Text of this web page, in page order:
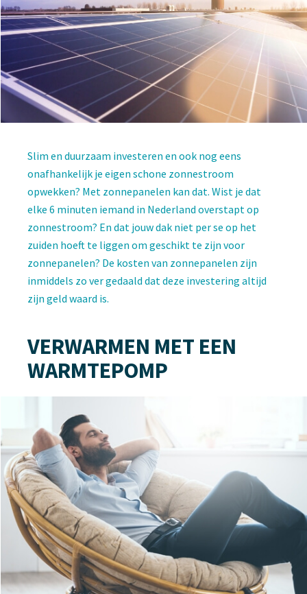
Slim en duurzaam investeren en ook nog eens
onafhankelijk je eigen schone zonnestroom
opwekken? Met zonnepanelen kan dat. Wist je dat
elke 6 minuten iemand in Nederland overstapt op
zonnestroom? En dat jouw dak niet per se op het
zuiden hoeft te liggen om geschikt te zijn voor
zonnepanelen? De kosten van zonnepanelen zijn
inmiddels zo ver gedaald dat deze investering altijd
zijn geld waard is.
VERWARMEN MET EEN
WARMTEPOMP